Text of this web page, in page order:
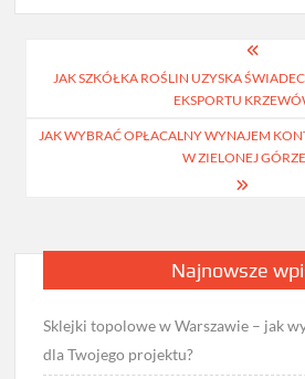
wpisu
JAK SZKÓŁKA ROŚLIN UZYSKA
EKSPORTU
JAK WYBRAĆ OPŁACALNY WYNAJEM
W ZIELONEJ
Najnowsze
Sklejki topolowe w Warszawie – jak
dla Twojego projektu?